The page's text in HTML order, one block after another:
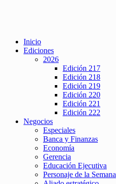
Inicio
Ediciones
2026
Edición 217
Edición 218
Edición 219
Edición 220
Edición 221
Edición 222
Negocios
Especiales
Banca y Finanzas
Economía
Gerencia
Educación Ejecutiva
Personaje de la Semana